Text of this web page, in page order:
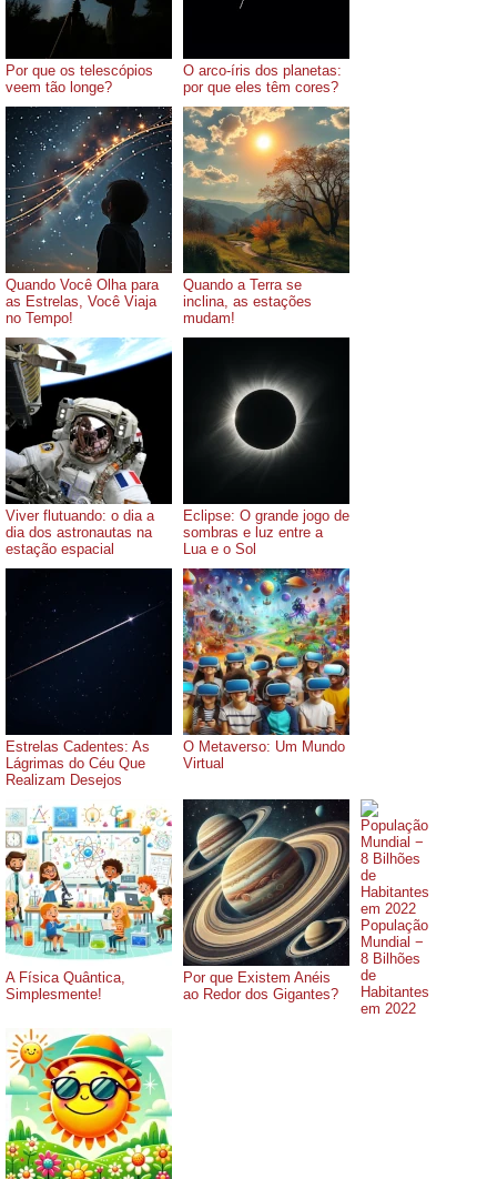
Por que os telescópios
veem tão longe?
O arco-íris dos planetas:
por que eles têm cores?
Quando Você Olha para
as Estrelas, Você Viaja
no Tempo!
Quando a Terra se
inclina, as estações
mudam!
Viver flutuando: o dia a
dia dos astronautas na
estação espacial
Eclipse: O grande jogo de
sombras e luz entre a
Lua e o Sol
Estrelas Cadentes: As
Lágrimas do Céu Que
Realizam Desejos
O Metaverso: Um Mundo
Virtual
A Física Quântica,
Simplesmente!
Por que Existem Anéis
ao Redor dos Gigantes?
População
Mundial −
8 Bilhões
de
Habitantes
em 2022